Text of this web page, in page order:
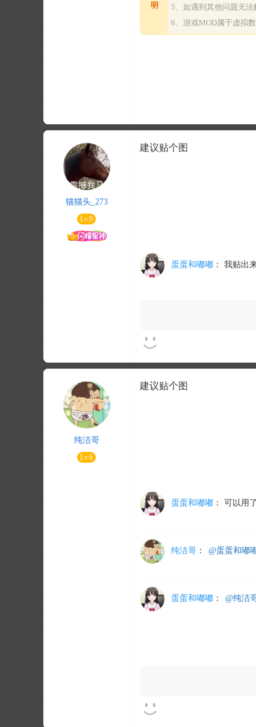
明
5、如遇到其他问题无法
6、游戏MOD属于虚拟
猫猫头_273
Lv.9
建议贴个图
蛋蛋和嘟嘟： 我贴出
纯洁哥
Lv.6
建议贴个图
蛋蛋和嘟嘟： 可以用
纯洁哥： @蛋蛋和嘟
蛋蛋和嘟嘟： @纯洁